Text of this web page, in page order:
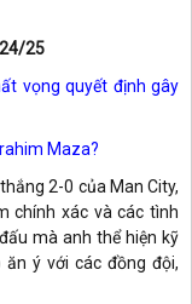
25
vọng quyết định gây
Maza?
2-0 của Man City,
chính xác và các tình
mà anh thể hiện kỹ
ý với các đồng đội,